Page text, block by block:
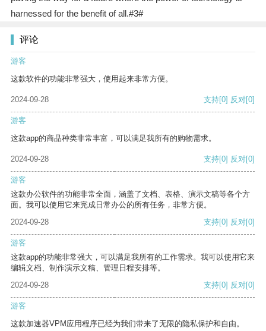
harnessed for the benefit of all.#3#
评论
游客
这款软件的功能非常强大，使用起来非常方便。
2024-09-28 支持[0] 反对[0]
游客
这款app的商品种类非常丰富，可以满足我所有的购物需求。
2024-09-28 支持[0] 反对[0]
游客
这款办公软件的功能非常全面，涵盖了文档、表格、演示文稿等各个方
面。我可以使用它来完成日常办公的所有任务，非常方便。
2024-09-28
支持[0] 反对[0]
游客
这款app的功能非常强大，可以满足我所有的工作需求。我可以使用它来
编辑文档、制作演示文稿、管理日程安排等。
2024-09-28
支持[0] 反对[0]
游客
这款加速器VPM应用程序已经为我们带来了无限的隐私保护和自由。